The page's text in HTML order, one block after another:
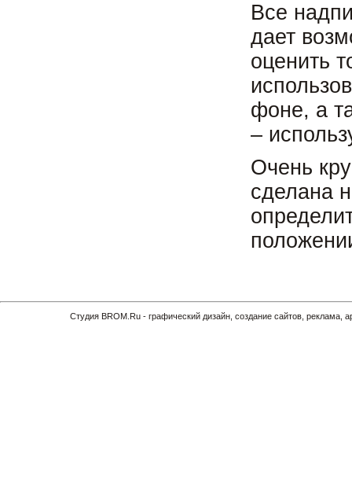
Все
дает
оценить
фоне, а
–
Очень
сделана
Cтудия BROM.Ru - графический дизайн, создание сайтов,